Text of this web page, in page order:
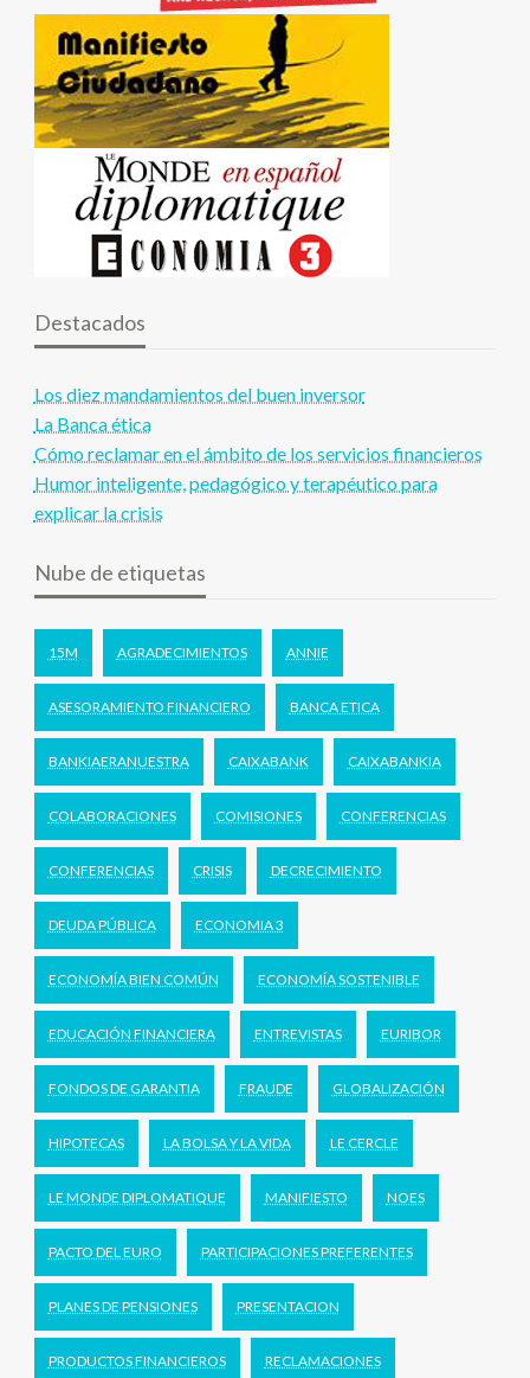
Destacados
Los diez mandamientos del buen inversor
La Banca ética
Cómo reclamar en el ámbito de los servicios financieros
Humor inteligente, pedagógico y terapéutico para
explicar la crisis
Nube de etiquetas
15M AGRADECIMIENTOS ANNIE
ASESORAMIENTO FINANCIERO BANCA ETICA
BANKIAERANUESTRA CAIXABANK CAIXABANKIA
COLABORACIONES COMISIONES CONFERENCIAS
CONFERENCIAS CRISIS DECRECIMIENTO
DEUDA PÚBLICA ECONOMIA 3
ECONOMÍA BIEN COMÚN ECONOMÍA SOSTENIBLE
EDUCACIÓN FINANCIERA ENTREVISTAS EURIBOR
FONDOS DE GARANTIA FRAUDE GLOBALIZACIÓN
HIPOTECAS LA BOLSA Y LA VIDA LE CERCLE
LE MONDE DIPLOMATIQUE MANIFIESTO NOES
PACTO DEL EURO PARTICIPACIONES PREFERENTES
PLANES DE PENSIONES PRESENTACION
PRODUCTOS FINANCIEROS RECLAMACIONES